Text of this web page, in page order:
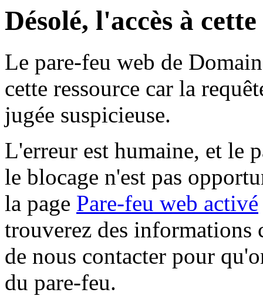
Désolé, l'accès à
Le pare-feu web de
cette ressource car la
jugée suspicieuse.
L'erreur est humaine, et le
le blocage n'est pas
la page Pare-feu web activé
trouverez des informations
de nous contacter pour
du pare-feu.